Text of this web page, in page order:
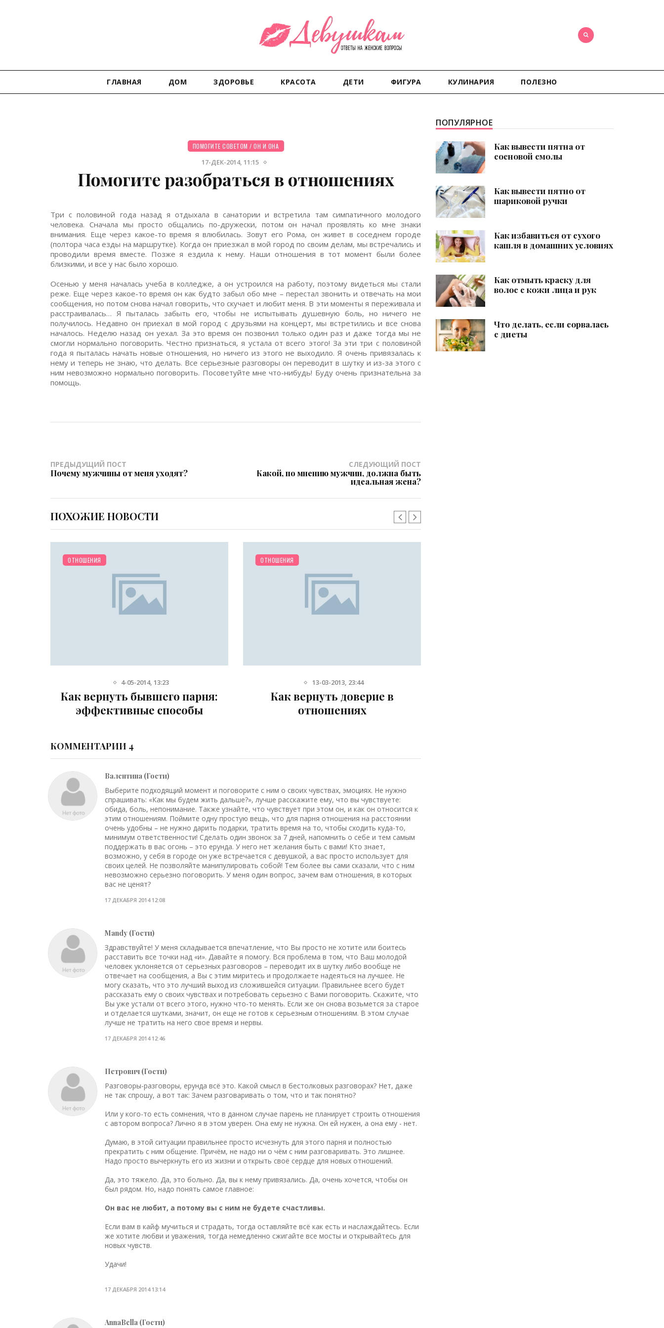
ГЛАВНАЯ ДОМ ЗДОРОВЬЕ КРАСОТА ДЕТИ ФИГУРА КУЛИНАРИЯ ПОЛЕЗНО
ПОМОГИТЕ СОВЕТОМ /ОН И ОНА
17-ДЕК-2014, 11:15
Помогите разобраться в отношениях
Три с половиной года назад я отдыхала в санатории и встретила там симпатичного молодого
человека. Сначала мы просто общались по-дружески, потом он начал проявлять ко мне знаки
внимания. Еще через какое-то время я влюбилась. Зовут его Рома, он живет в соседнем городе
(полтора часа езды на маршрутке). Когда он приезжал в мой город по своим делам, мы встречались и
проводили время вместе. Позже я ездила к нему. Наши отношения в тот момент были более
близкими, и все у нас было хорошо.
Осенью у меня началась учеба в колледже, а он устроился на работу, поэтому видеться мы стали
реже. Еще через какое-то время он как будто забыл обо мне – перестал звонить и отвечать на мои
сообщения, но потом снова начал говорить, что скучает и любит меня. В эти моменты я переживала и
расстраивалась… Я пыталась забыть его, чтобы не испытывать душевную боль, но ничего не
получилось. Недавно он приехал в мой город с друзьями на концерт, мы встретились и все снова
началось. Неделю назад он уехал. За это время он позвонил только один раз и даже тогда мы не
смогли нормально поговорить. Честно признаться, я устала от всего этого! За эти три с половиной
года я пыталась начать новые отношения, но ничего из этого не выходило. Я очень привязалась к
нему и теперь не знаю, что делать. Все серьезные разговоры он переводит в шутку и из-за этого с
ним невозможно нормально поговорить. Посоветуйте мне что-нибудь! Буду очень признательна за
помощь.
ПРЕДЫДУЩИЙ ПОСТ
Почему мужчины от меня уходят?
СЛЕДУЮЩИЙ ПОСТ
Какой, по мнению мужчин, должна быть
идеальная жена?
ПОХОЖИЕ НОВОСТИ
ОТНОШЕНИЯ
13-03-2013, 23:44
Как вернуть доверие в
отношениях
ОТНОШЕНИЯ
18-03-2013, 18:18
Как скрыть измену от мужа и
сохранить брак
КОММЕНТАРИИ 4
Валентина (Гости)
Выберите подходящий момент и поговорите с ним о своих чувствах, эмоциях. Не нужно
спрашивать: «Как мы будем жить дальше?», лучше расскажите ему, что вы чувствуете:
обида, боль, непонимание. Также узнайте, что чувствует при этом он, и как он относится к
этим отношениям. Поймите одну простую вещь, что для парня отношения на расстоянии
очень удобны – не нужно дарить подарки, тратить время на то, чтобы сходить куда-то,
минимум ответственности! Сделать один звонок за 7 дней, напомнить о себе и тем самым
поддержать в вас огонь – это ерунда. У него нет желания быть с вами! Кто знает,
возможно, у себя в городе он уже встречается с девушкой, а вас просто использует для
своих целей. Не позволяйте манипулировать собой! Тем более вы сами сказали, что с ним
невозможно серьезно поговорить. У меня один вопрос, зачем вам отношения, в которых
вас не ценят?
17 ДЕКАБРЯ 2014 12:08
Mandy (Гости)
Здравствуйте! У меня складывается впечатление, что Вы просто не хотите или боитесь
расставить все точки над «и». Давайте я помогу. Вся проблема в том, что Ваш молодой
человек уклоняется от серьезных разговоров – переводит их в шутку либо вообще не
отвечает на сообщения, а Вы с этим миритесь и продолжаете надеяться на лучшее. Не
могу сказать, что это лучший выход из сложившейся ситуации. Правильнее всего будет
рассказать ему о своих чувствах и потребовать серьезно с Вами поговорить. Скажите, что
Вы уже устали от всего этого, нужно что-то менять. Если же он снова возьмется за старое
и отделается шутками, значит, он еще не готов к серьезным отношениям. В этом случае
лучше не тратить на него свое время и нервы.
17 ДЕКАБРЯ 2014 12:46
Петрович (Гости)
Разговоры-разговоры, ерунда всё это. Какой смысл в бестолковых разговорах? Нет, даже
не так спрошу, а вот так: Зачем разговаривать о том, что и так понятно?
Или у кого-то есть сомнения, что в данном случае парень не планирует строить отношения
с автором вопроса? Лично я в этом уверен. Она ему не нужна. Он ей нужен, а она ему - нет.
Думаю, в этой ситуации правильнее просто исчезнуть для этого парня и полностью
прекратить с ним общение. Причём, не надо ни о чём с ним разговаривать. Это лишнее.
Надо просто вычеркнуть его из жизни и открыть своё сердце для новых отношений.
Да, это тяжело. Да, это больно. Да, вы к нему привязались. Да, очень хочется, чтобы он
был рядом. Но, надо понять самое главное:
Он вас не любит, а потому вы с ним не будете счастливы.
Если вам в кайф мучиться и страдать, тогда оставляйте всё как есть и наслаждайтесь. Если
же хотите любви и уважения, тогда немедленно сжигайте все мосты и открывайтесь для
новых чувств.
Удачи!
17 ДЕКАБРЯ 2014 13:14
AnnaBella (Гости)
ПОПУЛЯРНОЕ
Как вывести пятна от
сосновой смолы
Как вывести пятно от
шариковой ручки
Как избавиться от сухого
кашля в домашних условиях
Как отмыть краску для
волос с кожи лица и рук
Что делать, если сорвалась
с диеты